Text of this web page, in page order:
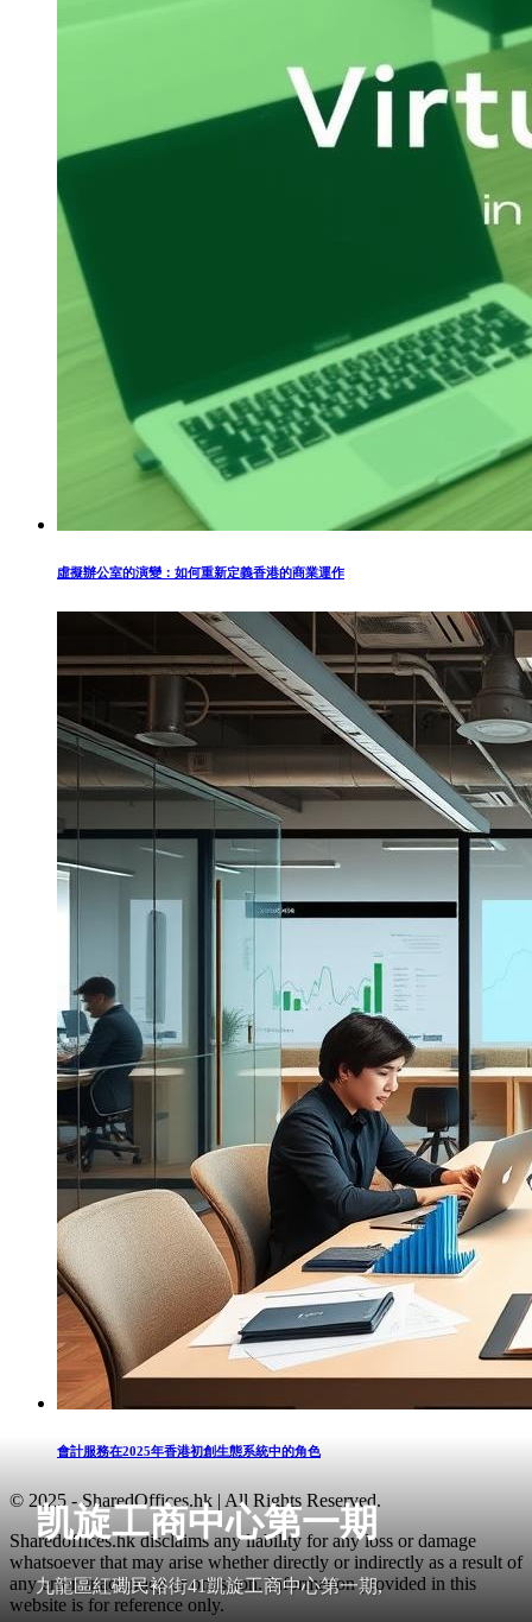
凯旋工商中心第一期
九龍區紅磡民裕街41凱旋工商中心第一期,
虛擬辦公室的演變：如何重新定義香港的商業運作
會計服務在2025年香港初創生態系統中的角色
© 2025 - SharedOffices.hk | All Rights Reserved.
Sharedoffices.hk disclaims any liability for any loss or damage
whatsoever that may arise whether directly or indirectly as a result of
any error, inaccuracy or omission. Information provided in this
website is for reference only.